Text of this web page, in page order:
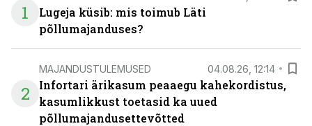
1
Lugeja küsib: mis toimub Läti
põllumajanduses?
2
MAJANDUSTULEMUSED 04.08.26, 12:14
Infortari ärikasum peaaegu kahekordistus,
kasumlikkust toetasid ka uued
põllumajandusettevõtted